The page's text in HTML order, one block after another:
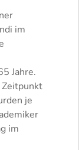
im
Jahre.
je
im